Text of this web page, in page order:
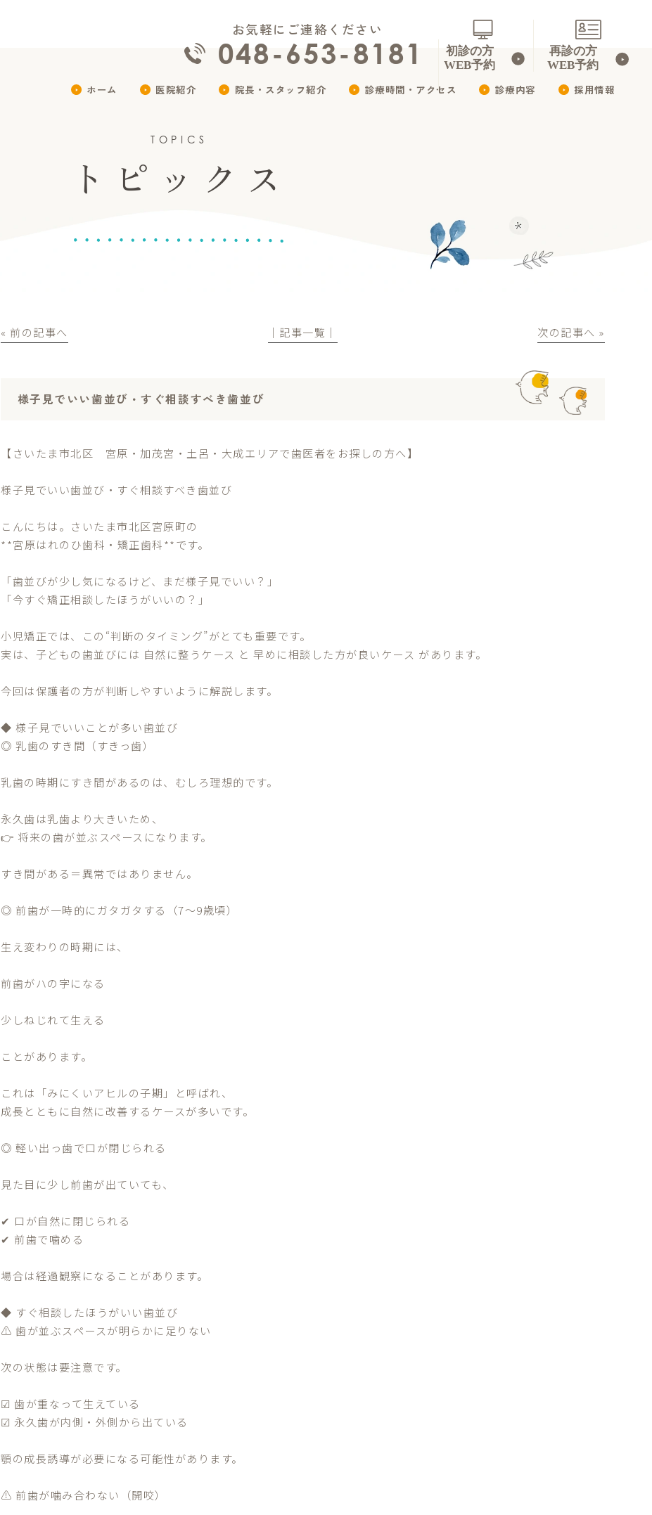
お気軽にご連絡ください
048-653-8181
ホーム 医院紹介 院長・スタッフ紹介 診療時間・アクセス 診療内容 採用情報
TOPICS
トピックス
« 前の記事へ │記事一覧│ 次の記事へ »
様子見でいい歯並び・すぐ相談すべき歯並び
【さいたま市北区 宮原・加茂宮・土呂・大成エリアで歯医者をお探しの方へ】
様子見でいい歯並び・すぐ相談すべき歯並び
こんにちは。さいたま市北区宮原町の
**宮原はれのひ歯科・矯正歯科**です。
「歯並びが少し気になるけど、まだ様子見でいい？」
「今すぐ矯正相談したほうがいいの？」
小児矯正では、この“判断のタイミング”がとても重要です。
実は、子どもの歯並びには 自然に整うケース と 早めに相談した方が良いケース があります。
今回は保護者の方が判断しやすいように解説します。
◆ 様子見でいいことが多い歯並び
◎ 乳歯のすき間（すきっ歯）
乳歯の時期にすき間があるのは、むしろ理想的です。
永久歯は乳歯より大きいため、
👉 将来の歯が並ぶスペースになります。
すき間がある＝異常ではありません。
◎ 前歯が一時的にガタガタする（7〜9歳頃）
生え変わりの時期には、
前歯がハの字になる
少しねじれて生える
ことがあります。
これは「みにくいアヒルの子期」と呼ばれ、
成長とともに自然に改善するケースが多いです。
◎ 軽い出っ歯で口が閉じられる
見た目に少し前歯が出ていても、
✔ 口が自然に閉じられる
✔ 前歯で噛める
場合は経過観察になることがあります。
◆ すぐ相談したほうがいい歯並び
⚠ 歯が並ぶスペースが明らかに足りない
次の状態は要注意です。
☑ 歯が重なって生えている
☑ 永久歯が内側・外側から出ている
顎の成長誘導が必要になる可能性があります。
⚠ 前歯が噛み合わない（開咬）